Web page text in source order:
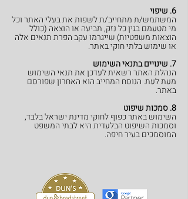
6. שיפוי
המשתמש/ת מתחייב/ת לשפות את בעלי האתר וכל
מי מטעמם בגין כל נזק, תביעה או הוצאה (כולל
הוצאות משפטיות) שייגרמו עקב הפרת תנאים אלה
או שימוש בלתי חוקי באתר.
7. שינויים בתנאי השימוש
הנהלת האתר רשאית לעדכן את תנאי השימוש
מעת לעת. הנוסח המחייב הוא האחרון שפורסם
באתר.
8. סמכות שיפוט
השימוש באתר כפוף לחוקי מדינת ישראל בלבד,
וסמכות השיפוט הבלעדית היא לבתי המשפט
המוסמכים בעיר חיפה.